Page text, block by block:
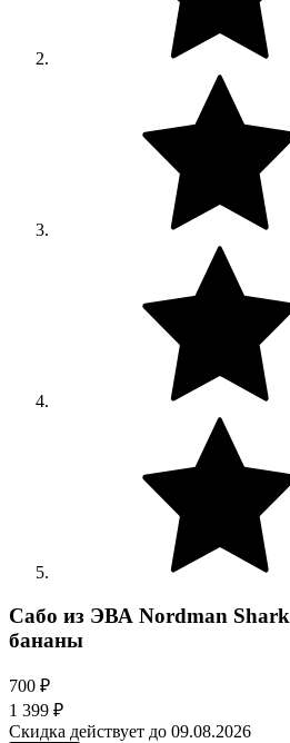
Сабо из ЭВА Nordman
бананы
700 ₽
1 399 ₽
Скидка действует до 09.08.2026